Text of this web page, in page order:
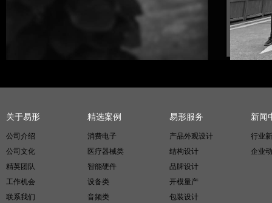
关于易形
公司介绍
公司文化
精英团队
工作机会
联系我们
精选案例
消费电子
医疗器械类
智能硬件
设备类
音频类
易形服务
产品外观设计
结构设计
品牌设计
开模量产
包装设计
新闻
行业
企业